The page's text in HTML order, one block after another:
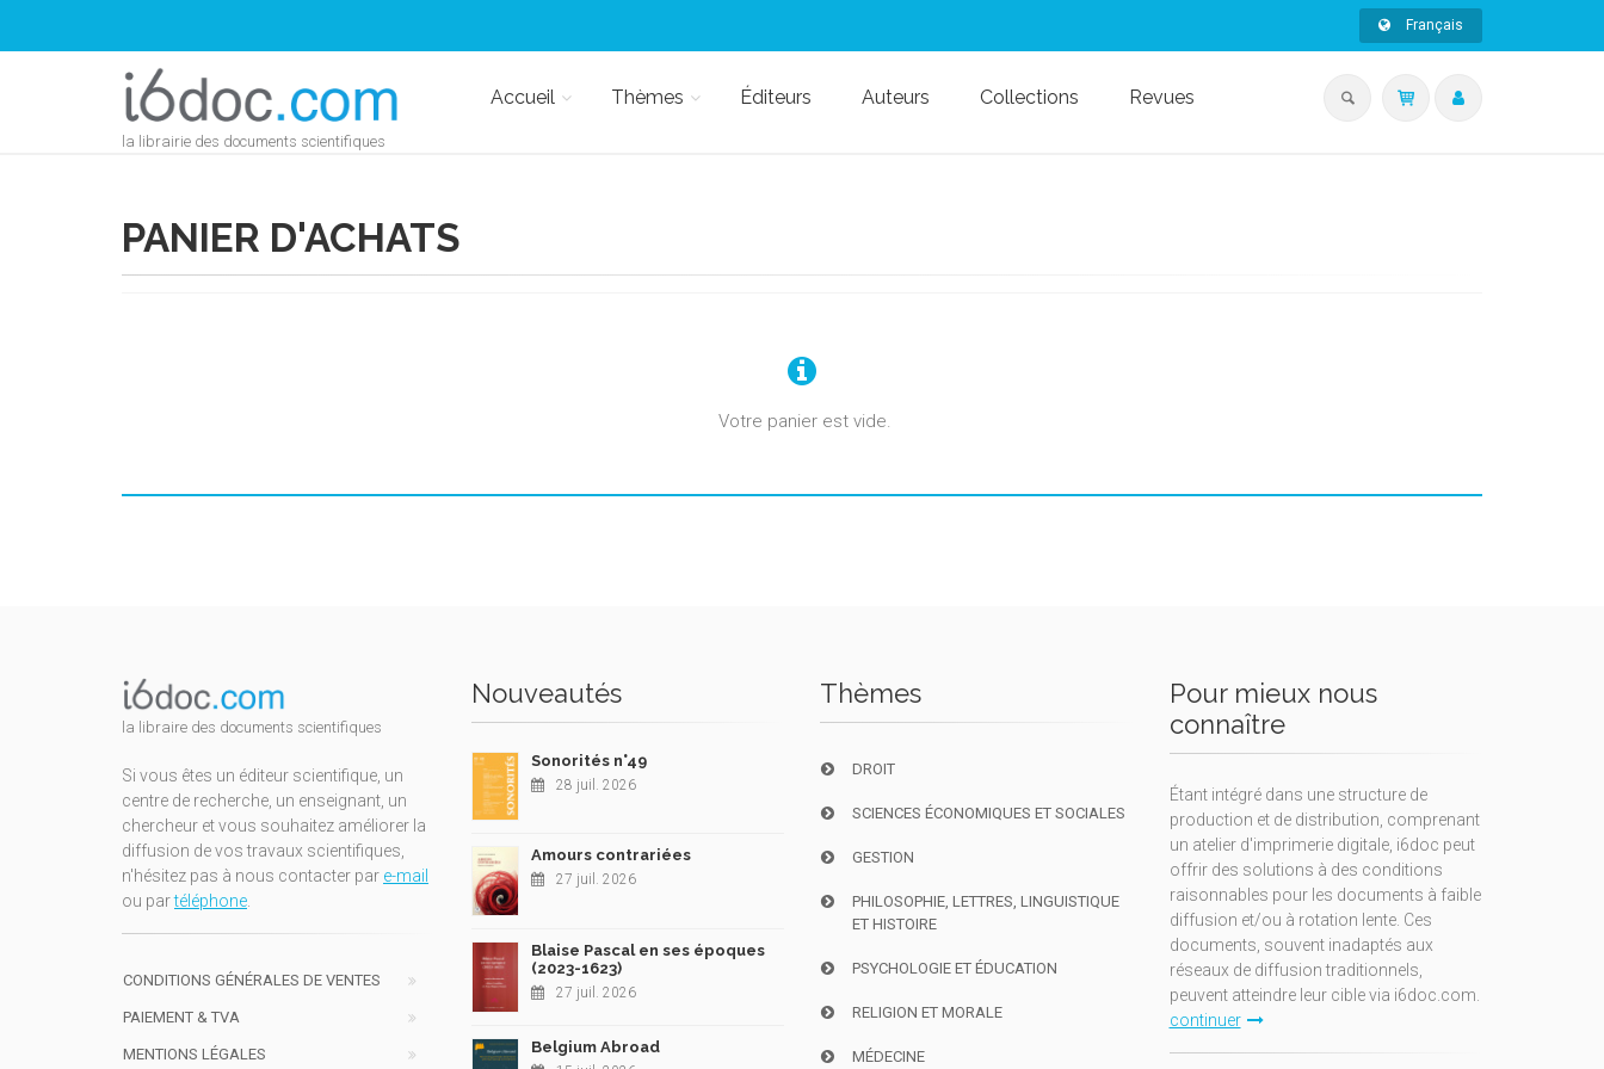
Français
la librairie des documents scientifiques
Accueil Thèmes Éditeurs Auteurs Collections Revues
PANIER D'ACHATS
Votre panier est vide.
la libraire des documents scientifiques
Si vous êtes un éditeur scientifique, un
centre de recherche, un enseignant, un
chercheur et vous souhaitez améliorer la
diffusion de vos travaux scientifiques,
n'hésitez pas à nous contacter par e-mail
ou partéléphone.
CONDITIONS GÉNÉRALES DE VENTES
PAIEMENT & TVA
MENTIONS LÉGALES
Nouveautés
Sonorités n°49
28 juil. 2026
Amours contrariées
27 juil. 2026
Blaise Pascal en ses époques
(2023-1623)
27 juil. 2026
Belgium Abroad
Thèmes
DROIT
SCIENCES ÉCONOMIQUES ET SOCIALES
GESTION
PHILOSOPHIE, LETTRES, LINGUISTIQUE
ET HISTOIRE
PSYCHOLOGIE ET ÉDUCATION
RELIGION ET MORALE
MÉDECINE
Pour mieux nous
connaître
Étant intégré dans une structure de
production et de distribution, comprenant
un atelier d'imprimerie digitale, i6doc peut
offrir des solutions à des conditions
raisonnables pour les documents à faible
diffusion et/ou à rotation lente. Ces
documents, souvent inadaptés aux
réseaux de diffusion traditionnels,
peuvent atteindre leur cible via i6doc.com.
continuer